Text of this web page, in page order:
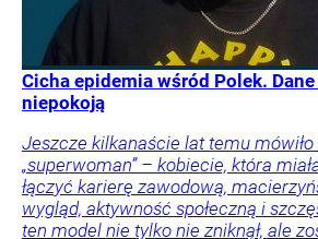
Cicha epidemia wśród Polek.
niepokoją
Jeszcze kilkanaście lat temu mówiło
„superwoman” – kobiecie, która
łączyć karierę zawodową,
wygląd, aktywność społeczną i
ten model nie tylko nie zniknął, ale